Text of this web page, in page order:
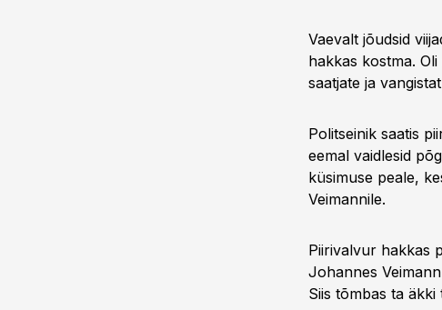
Vaevalt jõudsid
hakkas kostma.
saatjate ja
Politseinik saatis
eemal vaidlesid
küsimuse peale,
Veimannile.
Piirivalvur hakkas
Johannes
Siis tõmbas ta